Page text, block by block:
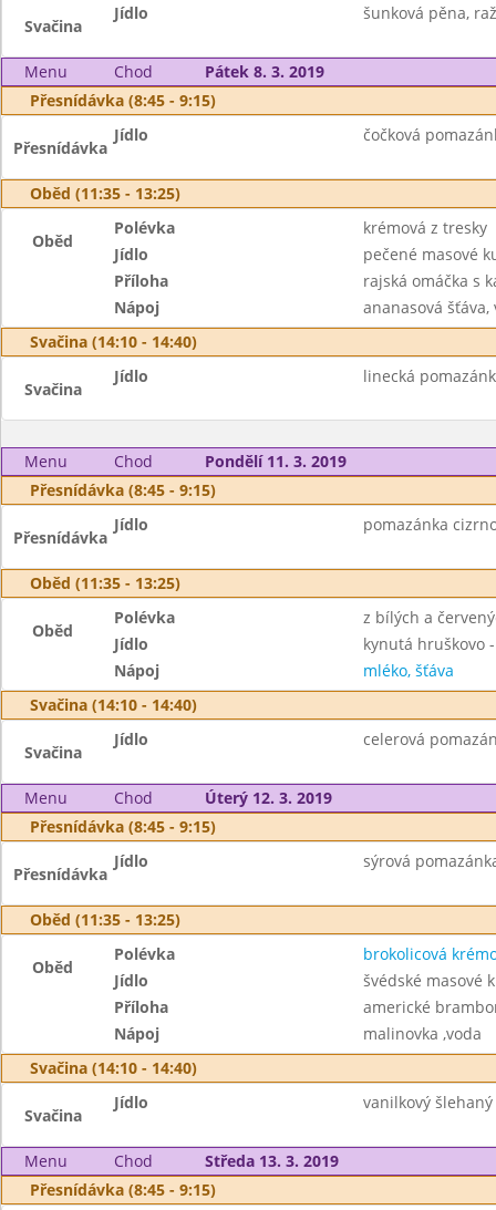
Svačina
Jídlo šunková pěna,
Menu Chod
Pátek 8. 3. 2019
Přesnídávka (8:45 - 9:15)
Přesnídávka
Jídlo čočková
Oběd (11:35 - 13:25)
Oběd
Polévka
krémová z tresky
Jídlo
pečené masové
Příloha
rajská omáčka s
Nápoj
ananasová šťáva,
Svačina (14:10 - 14:40)
Svačina
Jídlo linecká
Menu Chod
Pondělí 11. 3. 2019
Přesnídávka (8:45 - 9:15)
Přesnídávka
Jídlo pomazánka
Oběd (11:35 - 13:25)
Oběd
Polévka
z bílých a
Jídlo
kynutá hruškovo
Nápoj
mléko, šťáva
Svačina (14:10 - 14:40)
Svačina
Jídlo celerová
Menu Chod
Úterý 12. 3. 2019
Přesnídávka (8:45 - 9:15)
Přesnídávka
Jídlo sýrová
Oběd (11:35 - 13:25)
Oběd
Polévka
brokolicová
Jídlo
švédské masové
Příloha
americké
Nápoj
malinovka ,voda
Svačina (14:10 - 14:40)
Svačina
Jídlo vanilkový
Menu Chod
Středa 13. 3. 2019
Přesnídávka (8:45 - 9:15)